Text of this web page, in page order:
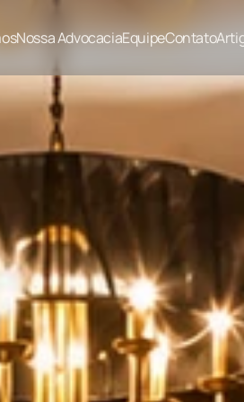
Nossa AdvocaciaEquipeContato